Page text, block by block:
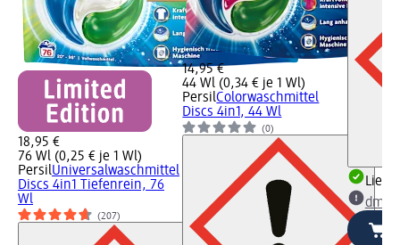
18,95 €
76 Wl (0,25 € je 1 Wl)
PersilUniversalwaschmittel
Discs 4in1 Tiefenrein, 76
Wl
(207)
14,95 €
44 Wl (0,34 € je 1 Wl)
PersilColorwaschmittel
Discs 4in1, 44 Wl
(0)
dm